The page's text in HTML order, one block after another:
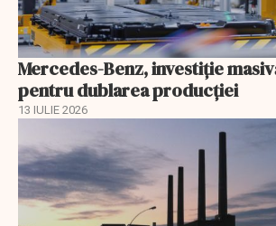
Mercedes-Benz, investiție
pentru dublarea producției
13 IULIE 2026